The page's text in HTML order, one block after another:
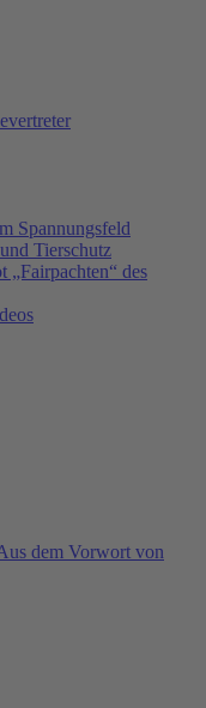
Spannungsfeld
Tierschutz
„Fairpachten“ des
dem Vorwort von